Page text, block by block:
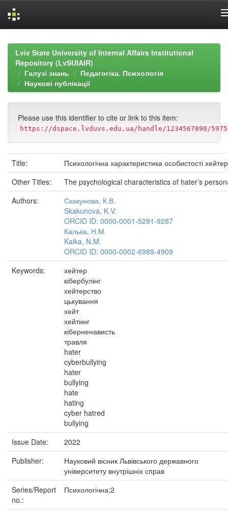
navigationLviv State University of Internal Affairs Institutional
Repository (LvSUIAIR)
Галузі знань
Педагогіка. Психологія
Наукові публікації
Please use this identifier to cite or link to this item:
https://dspace.lvduvs.edu.ua/handle/1234567890/5975
Title:
Психологічна характеристика особистості
Other Titles:
The psychological characteristics of hater’s
Authors:
Скакунова, К.В.
Skakunova, K.V.
ORCID ID: 0000-0001-5291-9287
Калька, Н.М.
Kalka, N.M.
ORCID ID: 0000-0002-6989-4909
Keywords:
хейтер
кібербулінг
хейтерство
цькування
хейт
хейтинг
кіберненависть
травля
hater
cyberbullying
hater
bullying
hate
hating
cyber hatred
bullying
Issue Date:
2022
Publisher:
Науковий вісник Львівського державного
університету внутрішніх справ
Series/Report
no.:
Психологічна;2